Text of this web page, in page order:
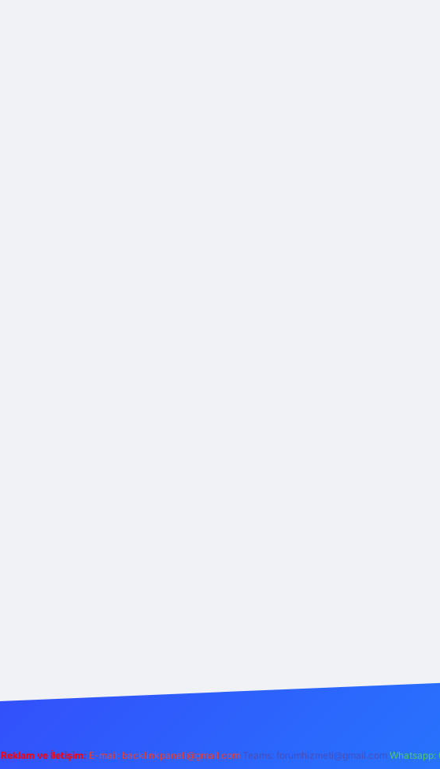
Reklam ve İletişim: E-mail: backlinkpaneli@gmail.com Teams: forumhizmeti@gmail.com Whatsapp: